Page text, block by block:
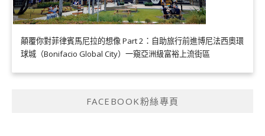
顛覆你對菲律賓馬尼拉的想像 Part 2：自助旅行前進博尼法西奧環
球城（Bonifacio Global City）一窺亞洲級富裕上流街區
FACEBOOK粉絲專頁